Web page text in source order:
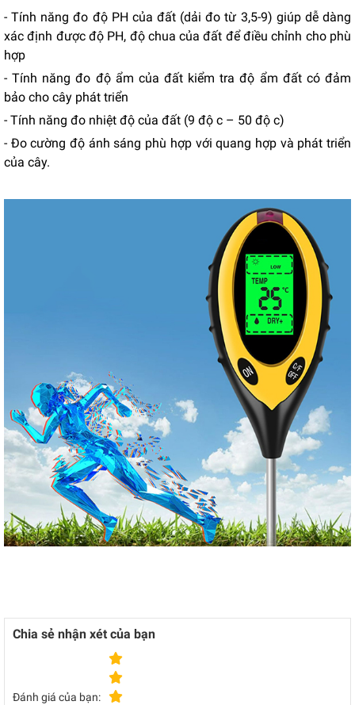
- Tính năng đo độ PH của đất (dải đo từ 3,5-9) giúp dễ dàng
xác định được độ PH, độ chua của đất để điều chỉnh cho phù
hợp
- Tính năng đo độ ẩm của đất kiểm tra độ ẩm đất có đảm
bảo cho cây phát triển
- Tính năng đo nhiệt độ của đất (9 độ c – 50 độ c)
- Đo cường độ ánh sáng phù hợp với quang hợp và phát triển
của cây.
Chia sẻ nhận xét của bạn
Đánh giá của bạn: